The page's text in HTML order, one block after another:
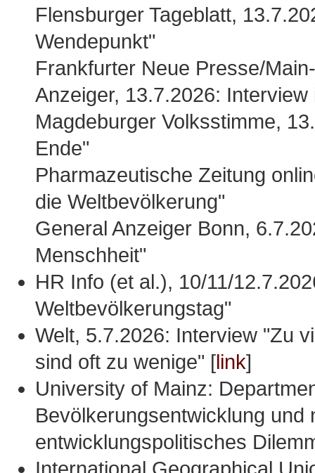
Flensburger Tageblatt,
Wendepunkt"
Frankfurter Neue Presse/
Anzeiger, 13.7.2026:
Magdeburger Volksstimme,
Ende"
Pharmazeutische Zeitung
die Weltbevölkerung"
General Anzeiger Bonn,
Menschheit"
HR Info (et al.), 10/11/
Weltbevölkerungstag"
Welt, 5.7.2026: Interview "Zu
sind oft zu wenige" [link]
University of Mainz:
Bevölkerungsentwicklung und
entwicklungspolitisches